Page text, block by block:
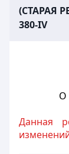
(СТАРАЯ
380-IV
О
Данная